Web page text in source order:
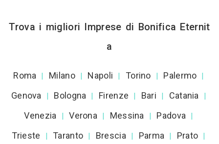
Trova i migliori Imprese di Bonifica Eternit
a
Roma | Milano | Napoli | Torino | Palermo |
Genova | Bologna | Firenze | Bari | Catania |
Venezia | Verona | Messina | Padova |
Trieste | Taranto | Brescia | Parma | Prato |